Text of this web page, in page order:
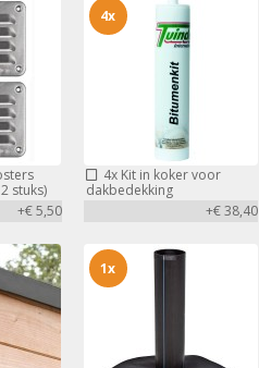
stuks)
+€ 5,50
4xKit in koker voor
dakbedekking
+€ 38,40
4x
1x